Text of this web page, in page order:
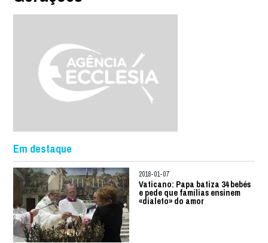
Em destaque
2018-01-07
Vaticano: Papa batiza 34 bebés
e pede que famílias ensinem
«dialeto» do amor